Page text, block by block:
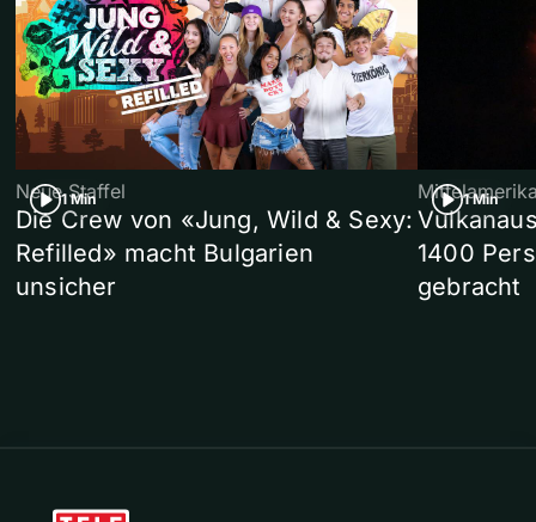
1 Min
Neue Staffel
Die Crew von «Jung, Wild & Sexy:
Refilled» macht Bulgarien
unsicher
1 Min
1400
gebracht